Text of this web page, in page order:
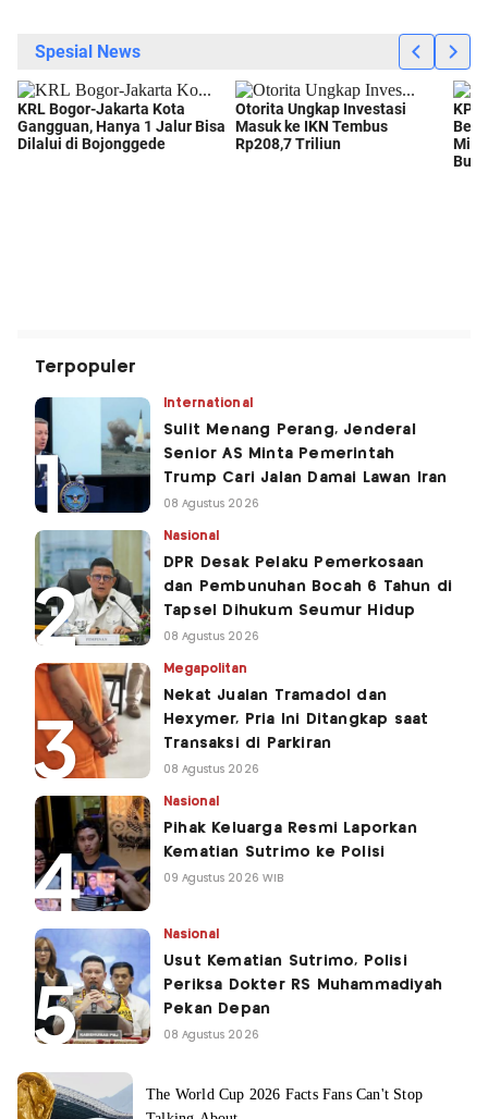
Terpopuler
International
Sulit Menang Perang, Jenderal
Senior AS Minta Pemerintah
Trump Cari Jalan Damai Lawan Iran
08 Agustus 2026
Nasional
DPR Desak Pelaku Pemerkosaan
dan Pembunuhan Bocah 6 Tahun di
Tapsel Dihukum Seumur Hidup
08 Agustus 2026
Megapolitan
Nekat Jualan Tramadol dan
Hexymer, Pria Ini Ditangkap saat
Transaksi di Parkiran
08 Agustus 2026
Nasional
Pihak Keluarga Resmi Laporkan
Kematian Sutrimo ke Polisi
09 Agustus 2026 WIB
Nasional
Usut Kematian Sutrimo, Polisi
Periksa Dokter RS Muhammadiyah
Pekan Depan
08 Agustus 2026